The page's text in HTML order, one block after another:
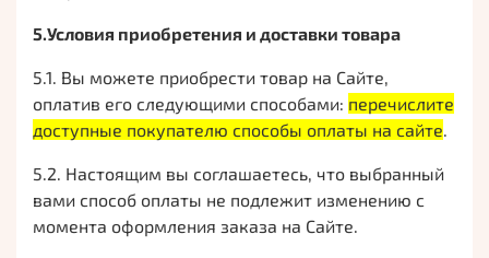
5.Условия приобретения и доставки товара
5.1. Вы можете приобрести товар на Сайте,
оплатив его следующими способами: перечислите
доступные покупателю способы оплаты на сайте.
5.2. Настоящим вы соглашаетесь, что выбранный
вами способ оплаты не подлежит изменению с
момента оформления заказа на Сайте.